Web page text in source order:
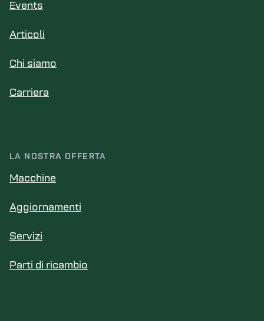
Events
Articoli
Chi siamo
Carriera
LA NOSTRA OFFERTA
Macchine
Aggiornamenti
Servizi
Parti di ricambio